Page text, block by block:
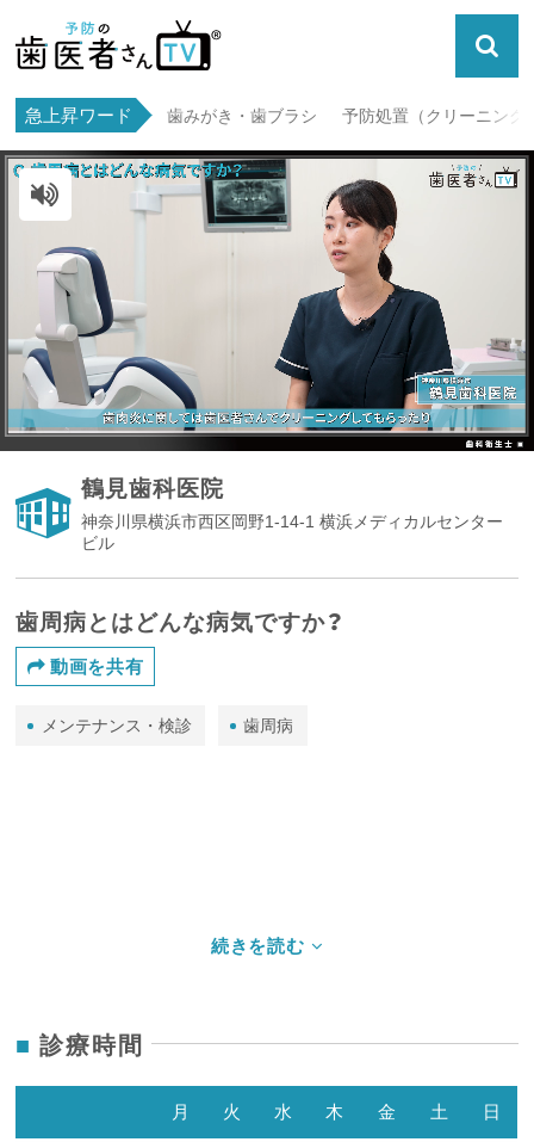
急上昇ワード 歯みがき・歯ブラシ 予防処置（クリーニング
ミュート解除
鶴見歯科医院
神奈川県横浜市西区岡野1-14-1 横浜メディカルセンター
ビル
歯周病とはどんな病気ですか？
動画を共有
メンテナンス・検診 歯周病
診療時間
月 火 水 木 金 土 日